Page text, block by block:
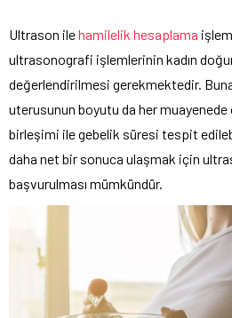
Ultrason ilehamilelik hesaplama
ultrasonografi işlemlerinin kadın
değerlendirilmesi gerekmektedir.
uterusunun boyutu da her
birleşimi ile gebelik süresi tespit
daha net bir sonuca ulaşmak için
başvurulması mümkündür.